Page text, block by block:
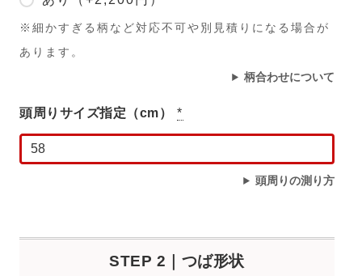
※細かすぎる柄など対応不可や別見積りになる場合が
あります。
柄合わせについて
頭周りサイズ指定（cm） *
頭周りの測り方
STEP 2｜つば形状